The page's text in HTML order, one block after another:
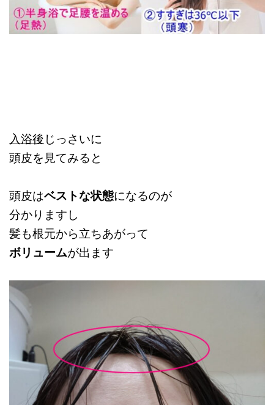
入浴後じっさいに
頭皮を見てみると
頭皮はベストな状態になるのが
分かりますし
髪も根元から立ちあがって
ボリュームが出ます